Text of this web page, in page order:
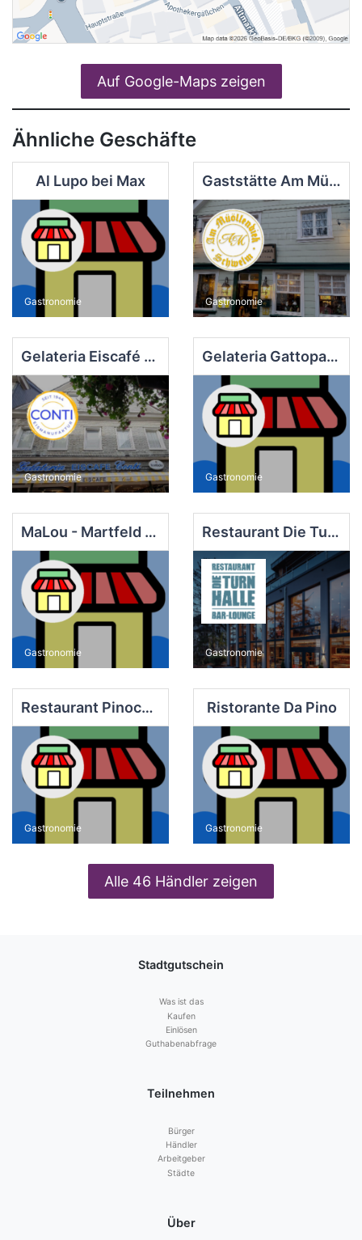
Auf Google-Maps zeigen
Ähnliche Geschäfte
Al Lupo bei Max
Gastronomie
Gaststätte Am Müöllendiek Schwelm
Gastronomie
Gelateria Eiscafé Conti
Gastronomie
Gelateria Gattopardo
Gastronomie
MaLou - Martfeld Lounge
Gastronomie
Restaurant Die Turnhalle
Gastronomie
Restaurant Pinocchio Schwelm
Gastronomie
Ristorante Da Pino
Gastronomie
Alle 46 Händler zeigen
Stadtgutschein
Was ist das
Kaufen
Einlösen
Guthabenabfrage
Teilnehmen
Bürger
Händler
Arbeitgeber
Städte
Über